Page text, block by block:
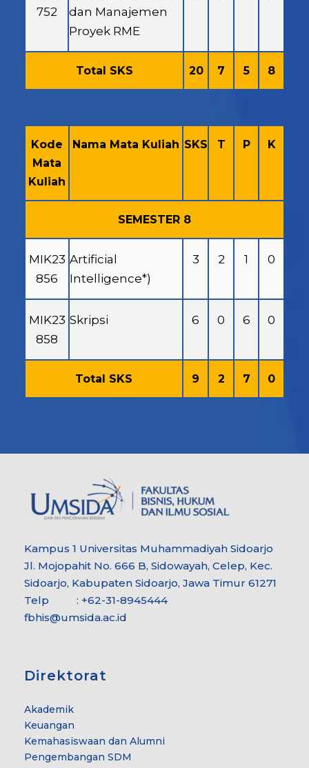
752
dan Manajemen
Proyek RME
Total SKS 20 7 5 8
Kode
Mata
Kuliah
Nama Mata Kuliah SKS T P K
SEMESTER 8
MIK23
856
Artificial
Intelligence*)
3 2 1 0
MIK23
858
Skripsi 6 0 6 0
Total SKS 9 2 7 0
Kampus 1 Universitas Muhammadiyah Sidoarjo
Jl. Mojopahit No. 666 B, Sidowayah, Celep, Kec.
Sidoarjo, Kabupaten Sidoarjo, Jawa Timur 61271
Telp : +62-31-8945444
fbhis@umsida.ac.id
Direktorat
Akademik
Keuangan
Kemahasiswaan dan Alumni
Pengembangan SDM